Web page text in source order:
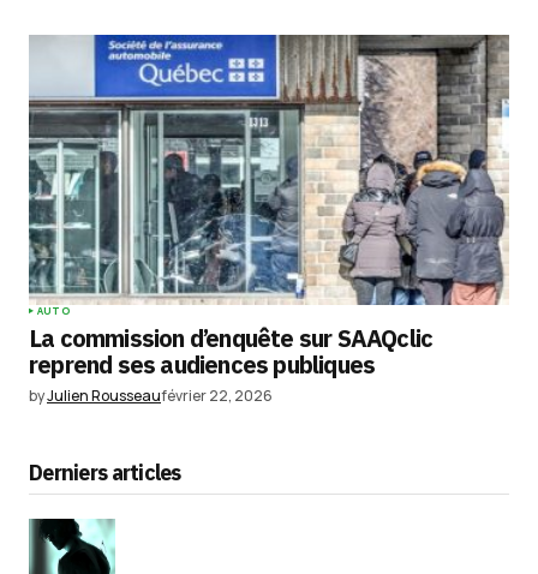
AUTO
La commission d’enquête sur SAAQclic
reprend ses audiences publiques
byJulien Rousseaufévrier 22, 2026
Derniers articles